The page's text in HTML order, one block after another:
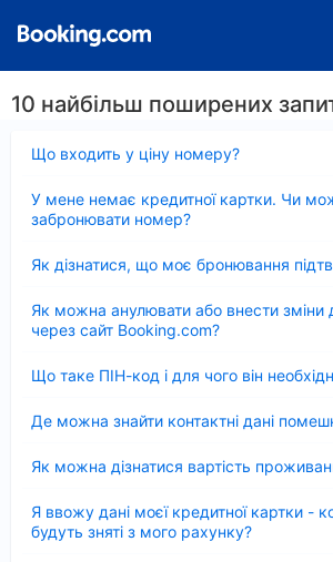
10 найбільш поширених
Що входить у ціну номеру?
У мене немає кредитної картки. Чи
забронювати номер?
Як дізнатися, що моє бронювання
Як можна анулювати або внести зміни
через сайт Booking.com?
Що таке ПІН-код і для чого він
Де можна знайти контактні дані
Як можна дізнатися вартість
Я ввожу дані моєї кредитної картки -
будуть зняті з мого рахунку?